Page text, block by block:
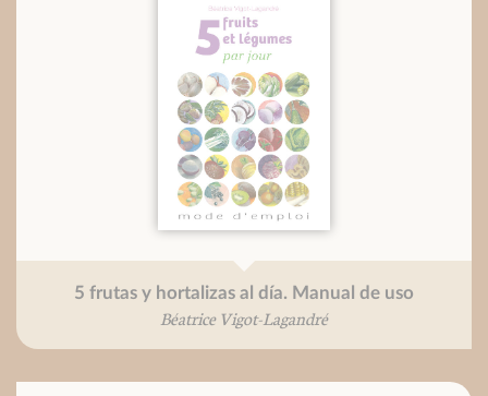
5 frutas y hortalizas al día. Manual de uso
Béatrice Vigot-Lagandré